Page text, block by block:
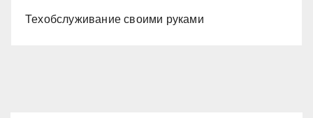
Техобслуживание своими руками